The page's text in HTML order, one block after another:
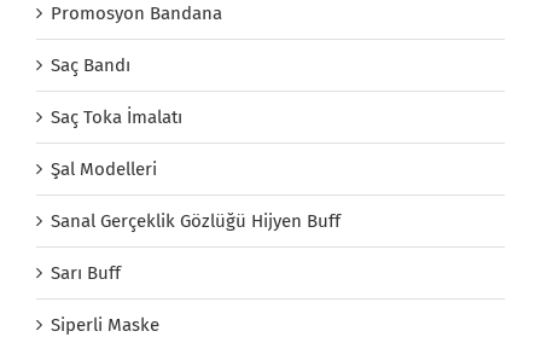
Promosyon Bandana
Saç Bandı
Saç Toka İmalatı
Şal Modelleri
Sanal Gerçeklik Gözlüğü Hijyen Buff
Sarı Buff
Siperli Maske